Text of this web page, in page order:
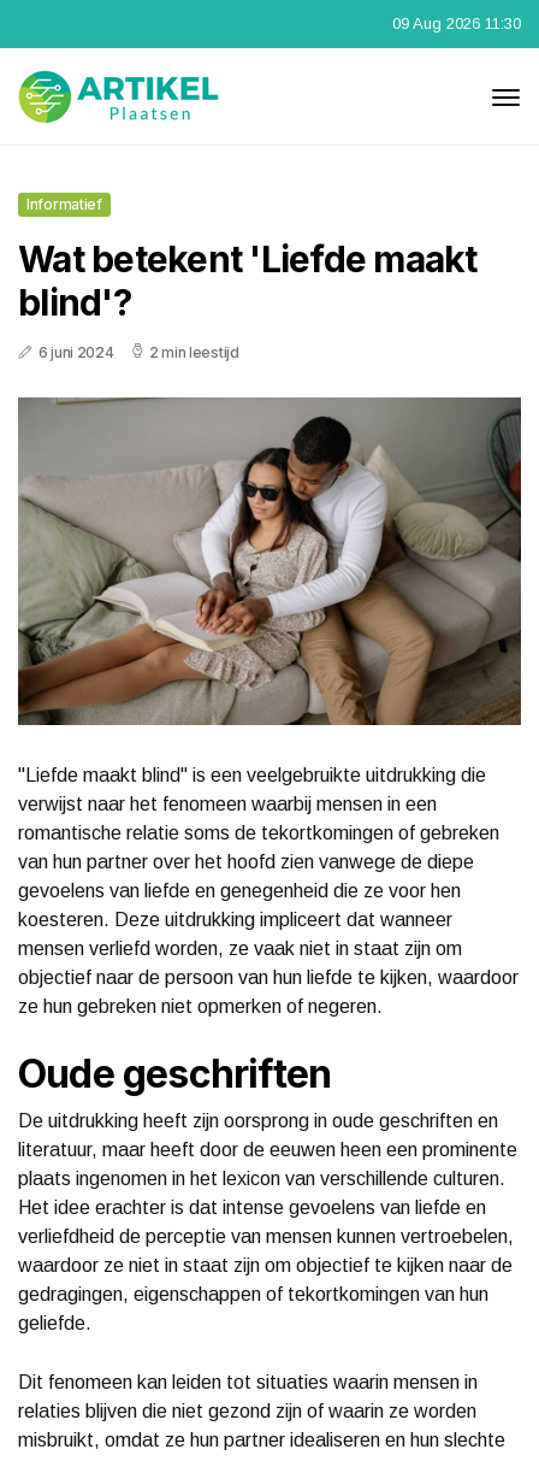
09 Aug 2026 11:30
Informatief
Wat betekent 'Liefde maakt
blind'?
6 juni 2024 2 min leestijd
"Liefde maakt blind" is een veelgebruikte uitdrukking die
verwijst naar het fenomeen waarbij mensen in een
romantische relatie soms de tekortkomingen of gebreken
van hun partner over het hoofd zien vanwege de diepe
gevoelens van liefde en genegenheid die ze voor hen
koesteren. Deze uitdrukking impliceert dat wanneer
mensen verliefd worden, ze vaak niet in staat zijn om
objectief naar de persoon van hun liefde te kijken, waardoor
ze hun gebreken niet opmerken of negeren.
Oude geschriften
De uitdrukking heeft zijn oorsprong in oude geschriften en
literatuur, maar heeft door de eeuwen heen een prominente
plaats ingenomen in het lexicon van verschillende culturen.
Het idee erachter is dat intense gevoelens van liefde en
verliefdheid de perceptie van mensen kunnen vertroebelen,
waardoor ze niet in staat zijn om objectief te kijken naar de
gedragingen, eigenschappen of tekortkomingen van hun
geliefde.
Dit fenomeen kan leiden tot situaties waarin mensen in
relaties blijven die niet gezond zijn of waarin ze worden
misbruikt, omdat ze hun partner idealiseren en hun slechte